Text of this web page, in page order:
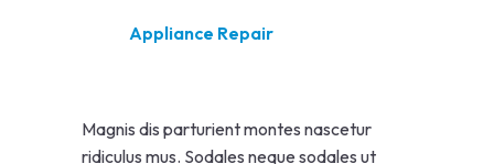
Appliance Repair
Magnis dis parturient montes nascetur
ridiculus mus. Sodales neque sodales ut